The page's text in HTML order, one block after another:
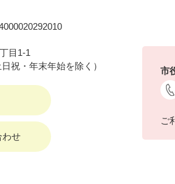
目1-1
祝・年末年始を除く）
わせ
市
ご